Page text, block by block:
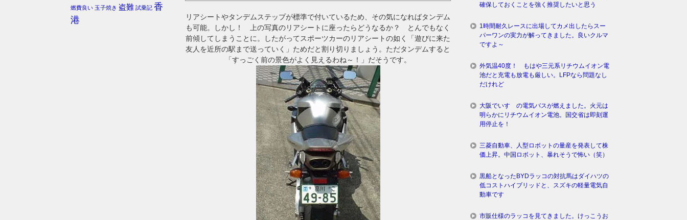
リアシートやタンデムステップが標準で付いているため、その気になればタンデム
も可能。しかし！ 上の写真のリアシートに座ったらどうなるか？ とんでもなく
前傾してしまうことに。したがってスポーツカーのリアシートの如く「遊びに来た
友人を近所の駅まで送っていく」ためだと割り切りましょう。ただタンデムすると
「すっごく前の景色がよく見えるわね～！」だそうです。
燃費良い 玉子焼き 盗難 試乗記 香
港
確保しておくことを強く推奨したいと思う
1時間耐久レースに出場してカメ出したらスー
パーワンの実力が解ってきました。良いクルマ
ですよ～
外気温40度！ もはや三元系リチウムイオン電
池だと充電も放電も厳しい。LFPなら問題なし
だけれど
大阪でいすゞの電気バスが燃えました。火元は
明らかにリチウムイオン電池。国交省は即刻運
用停止を！
三菱自動車、人型ロボットの量産を発表して株
価上昇。中国ロボット、暴れそうで怖い（笑）
黒船となったBYDラッコの対抗馬はダイハツの
低コストハイブリッドと、スズキの軽量電気自
動車です
市販仕様のラッコを見てきました。けっこうお